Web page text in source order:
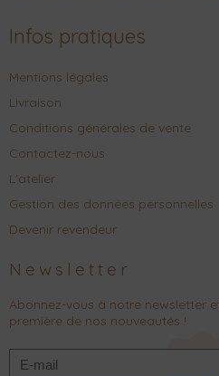
Infos pratiques
Mentions légales
Livraison
Conditions générales de vente
Contactez-nous
L'atelier
Gestion des données personnelles
Devenir revendeur
Newsletter
Abonnez-vous à notre newsletter
première de nos nouveautés !